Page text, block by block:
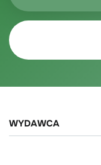
WYDAWCA